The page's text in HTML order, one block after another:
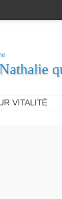
VITALITÉ